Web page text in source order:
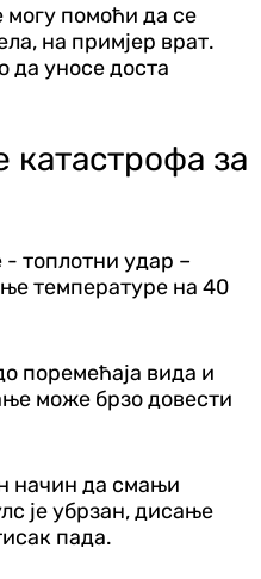
помоћи да се
на примјер врат.
да уносе доста
катастрофа за
- топлотни удар –
температуре на 40
поремећаја вида и
може брзо довести
начин да смањи
је убрзан, дисање
пада.